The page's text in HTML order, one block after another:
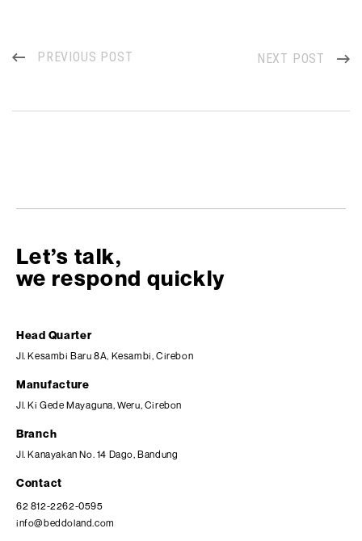
PREVIOUS POST NEXT POST
Let’s talk,
we respond quickly
Head Quarter
Jl. Kesambi Baru 8A, Kesambi, Cirebon
Manufacture
Jl. Ki Gede Mayaguna, Weru, Cirebon
Branch
Jl. Kanayakan No. 14 Dago, Bandung
Contact
62 812-2262-0595
info@beddoland.com